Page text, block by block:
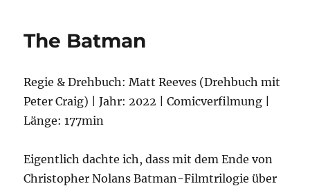
The Batman
Regie & Drehbuch: Matt Reeves (Drehbuch mit
Peter Craig) | Jahr: 2022 | Comicverfilmung |
Länge: 177min
Eigentlich dachte ich, dass mit dem Ende von
Christopher Nolans Batman-Filmtrilogie über